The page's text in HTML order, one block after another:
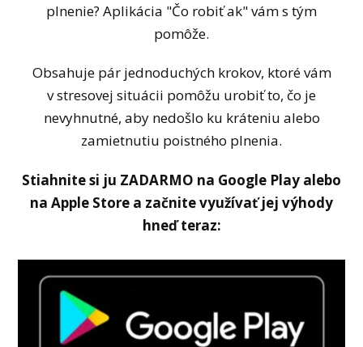
plnenie? Aplikácia "Čo robiť ak" vám s tým
pomôže.
Obsahuje pár jednoduchých krokov, ktoré vám
v stresovej situácii pomôžu urobiť to, čo je
nevyhnutné, aby nedošlo ku kráteniu alebo
zamietnutiu poistného plnenia.
Stiahnite si ju ZADARMO na Google Play alebo
na Apple Store a začnite využívať jej výhody
hneď teraz: